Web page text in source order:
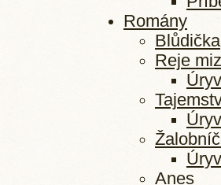
Romány
Blůdička
Reje
Anes